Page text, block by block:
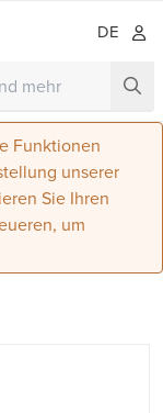
DE
Funktionen
unserer
Sie Ihren
um